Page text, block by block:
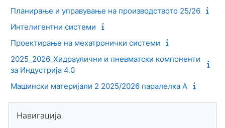
Планирање и управување на производството 25/26
Интелигентни системи
Проектирање на мехатронички системи
2025_2026_Хидраулични и пневматски компоненти
за Индустрија 4.0
Машински материјали 2 2025/2026 паралелка А
Блокови
Навигација